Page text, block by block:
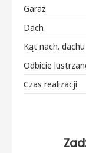
Garaż
Dach
Kąt nach. dachu
Odbicie
Czas realizacji